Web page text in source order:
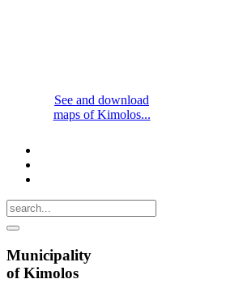
See and download
maps of Kimolos...
Municipality
of Kimolos